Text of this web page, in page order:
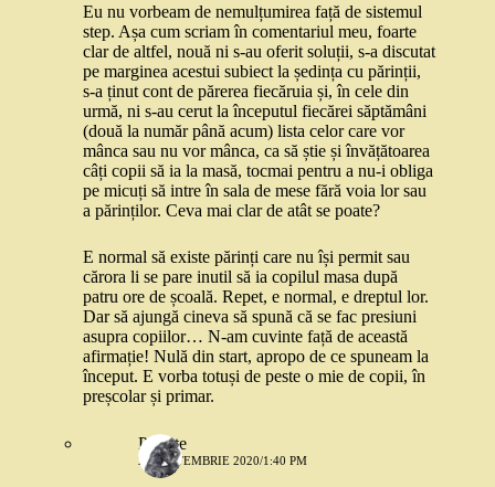
Eu nu vorbeam de nemulțumirea față de sistemul
step. Așa cum scriam în comentariul meu, foarte
clar de altfel, nouă ni s-au oferit soluții, s-a discutat
pe marginea acestui subiect la ședința cu părinții,
s-a ținut cont de părerea fiecăruia și, în cele din
urmă, ni s-au cerut la începutul fiecărei săptămâni
(două la număr până acum) lista celor care vor
mânca sau nu vor mânca, ca să știe și învățătoarea
câți copii să ia la masă, tocmai pentru a nu-i obliga
pe micuți să intre în sala de mese fără voia lor sau
a părinților. Ceva mai clar de atât se poate?
E normal să existe părinți care nu își permit sau
cărora li se pare inutil să ia copilul masa după
patru ore de școală. Repet, e normal, e dreptul lor.
Dar să ajungă cineva să spună că se fac presiuni
asupra copiilor… N-am cuvinte față de această
afirmație! Nulă din start, apropo de ce spuneam la
început. E vorba totuși de peste o mie de copii, în
preșcolar și primar.
Parinte
22 SEPTEMBRIE 2020/1:40 PM